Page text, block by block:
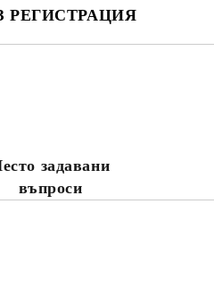
РЕГИСТРАЦИЯ
задавани
въпроси